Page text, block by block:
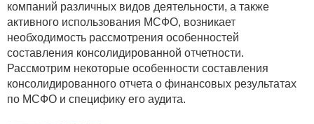
компаний различных видов деятельности, а также
активного использования МСФО, возникает
необходимость рассмотрения особенностей
составления консолидированной отчетности.
Рассмотрим некоторые особенности составления
консолидированного отчета о финансовых результатах
по МСФО и специфику его аудита.